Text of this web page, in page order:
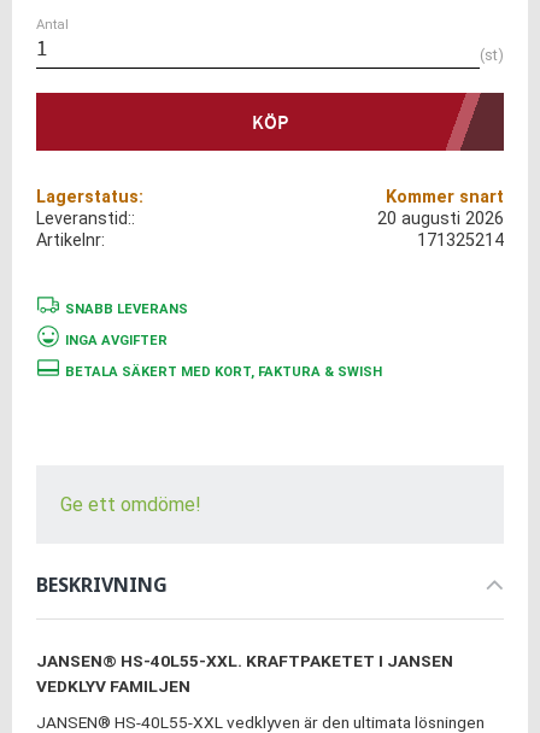
Antal
st
KÖP
Lagerstatus Kommer snart
Artikelnr 171325214
Leveranstid: 20 augusti 2026
SNABB LEVERANS
INGA AVGIFTER
BETALA SÄKERT MED KORT, FAKTURA & SWISH
Ge ett omdöme!
BESKRIVNING
JANSEN® HS-40L55-XXL. KRAFTPAKETET I JANSEN
VEDKLYV FAMILJEN
JANSEN® HS-40L55-XXL vedklyven är den ultimata lösningen